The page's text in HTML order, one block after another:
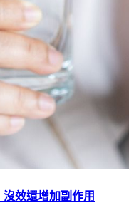
效還增加副作用